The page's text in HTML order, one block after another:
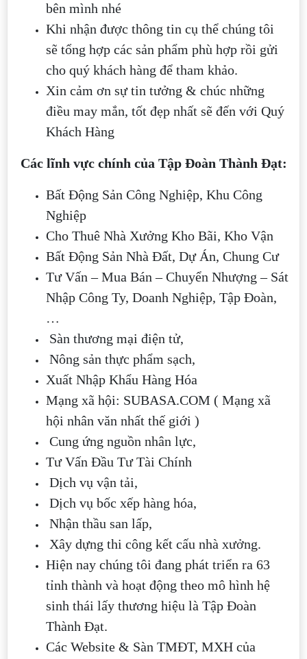
bên mình nhé
Khi nhận được thông tin cụ thể chúng tôi
sẽ tổng hợp các sản phẩm phù hợp rồi gửi
cho quý khách hàng để tham khảo.
Xin cảm ơn sự tin tưởng & chúc những
điều may mắn, tốt đẹp nhất sẽ đến với Quý
Khách Hàng
Các lĩnh vực chính của Tập Đoàn Thành Đạt:
Bất Động Sản Công Nghiệp, Khu Công
Nghiệp
Cho Thuê Nhà Xưởng Kho Bãi, Kho Vận
Bất Động Sản Nhà Đất, Dự Án, Chung Cư
Tư Vấn – Mua Bán – Chuyển Nhượng – Sát
Nhập Công Ty, Doanh Nghiệp, Tập Đoàn,
…
Sàn thương mại điện tử,
Nông sản thực phẩm sạch,
Xuất Nhập Khẩu Hàng Hóa
Mạng xã hội: SUBASA.COM ( Mạng xã
hội nhân văn nhất thế giới )
Cung ứng nguồn nhân lực,
Tư Vấn Đầu Tư Tài Chính
Dịch vụ vận tải,
Dịch vụ bốc xếp hàng hóa,
Nhận thầu san lấp,
Xây dựng thi công kết cấu nhà xưởng.
Hiện nay chúng tôi đang phát triển ra 63
tỉnh thành và hoạt động theo mô hình hệ
sinh thái lấy thương hiệu là Tập Đoàn
Thành Đạt.
Các Website & Sàn TMĐT, MXH của